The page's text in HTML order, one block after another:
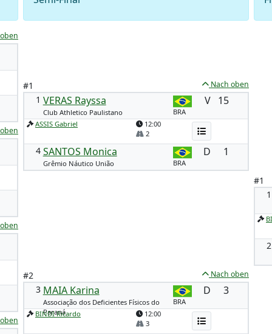
#1 Nach oben
1 VERAS Rayssa
Club Athletico Paulistano BRA
V 15
ASSIS Gabriel
12:00
2
4 SANTOS Monica
Grêmio Náutico União BRA
D 1
#2 Nach oben
3 MAIA Karina
Associação dos Deficientes Físicos do
Paraná
BRA
D 3
BINDI Ricardo
12:00
3
#1
1
2